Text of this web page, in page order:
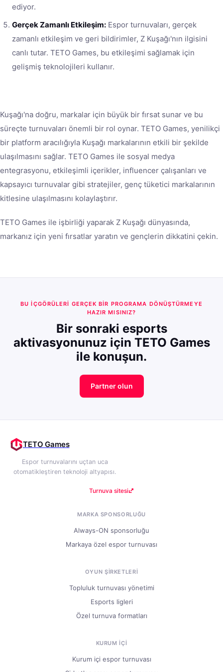
ediyor.
Gerçek Zamanlı Etkileşim: Espor turnuvaları, gerçek
zamanlı etkileşim ve geri bildirimler, Z Kuşağı'nın ilgisini
canlı tutar. TETO Games, bu etkileşimi sağlamak için
gelişmiş teknolojileri kullanır.
Kuşağı'na doğru, markalar için büyük bir fırsat sunar ve bu
süreçte turnuvaları önemli bir rol oynar. TETO Games, yenilikçi
bir platform aracılığıyla Kuşağı markalarının etkili bir şekilde
ulaşılmasını sağlar. TETO Games ile sosyal medya
entegrasyonu, etkileşimli içerikler, influencer çalışanları ve
kapsayıcı turnuvalar gibi stratejiler, genç tüketici markalarının
kitlesine ulaşılmasını kolaylaştırır.
TETO Games ile işbirliği yaparak Z Kuşağı dünyasında,
markanız için yeni fırsatlar yaratın ve gençlerin dikkatini çekin.
BU IÇGÖRÜLERI GERÇEK BIR PROGRAMA DÖNÜŞTÜRMEYE
HAZIR MISINIZ?
Bir sonraki esports
aktivasyonunuz için TETO Games
ile konuşun.
Partner olun
TETO Games
Espor turnuvalarını uçtan uca
otomatikleştiren teknoloji altyapısı.
Turnuva sitesi
MARKA SPONSORLUĞU
Always-ON sponsorluğu
Markaya özel espor turnuvası
OYUN ŞIRKETLERI
Topluluk turnuvası yönetimi
Esports ligleri
Özel turnuva formatları
KURUM IÇI
Kurum içi espor turnuvası